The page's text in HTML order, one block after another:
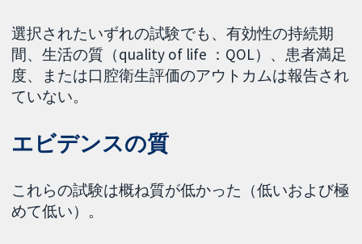
選択されたいずれの試験でも、有効性の持続期
間、生活の質（quality of life ：QOL）、患者満足
度、または口腔衛生評価のアウトカムは報告され
ていない。
エビデンスの質
これらの試験は概ね質が低かった（低いおよび極
めて低い）。